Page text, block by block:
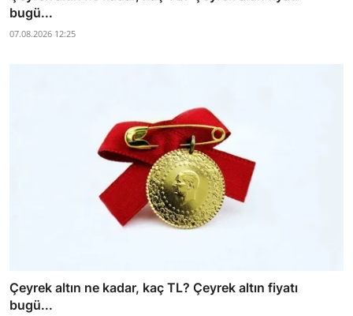
bugü...
07.08.2026 12:25
Çeyrek altın ne kadar, kaç TL? Çeyrek altın fiyatı
bugü...